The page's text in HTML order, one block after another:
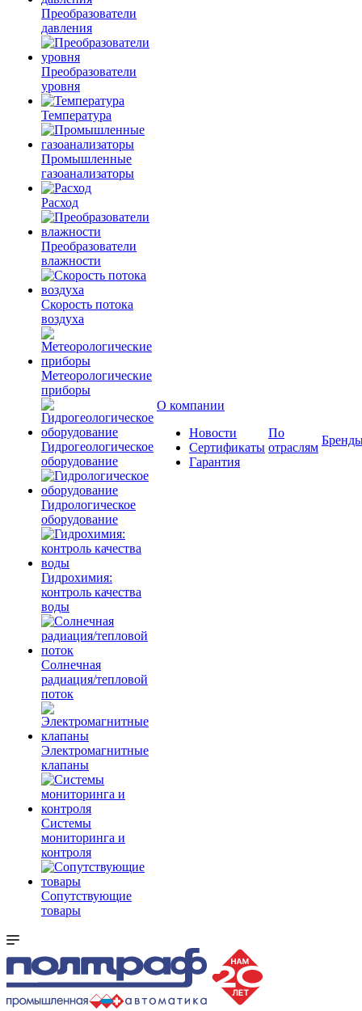
Преобразователи
давления
Преобразователи
уровня
Температура
Промышленные
газоанализаторы
Расход
Преобразователи
влажности
Скорость потока
воздуха
Метеорологические
приборы
Гидрогеологическое
оборудование
Гидрологическое
оборудование
Гидрохимия:
контроль качества
воды
Солнечная
радиация/тепловой
поток
Электромагнитные
клапаны
Системы
мониторинга и
контроля
Сопутствующие
товары
О компании
Новости
Сертификаты
Гарантия
По
отраслям